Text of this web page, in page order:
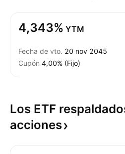
4,343% YTM
Fecha de vto. 20 nov 2045
Cupón 4,00% (Fijo)
Los ETF
acciones